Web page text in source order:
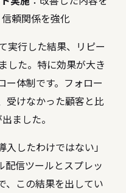
頼関係を強化
実行した結果、リピー
した。特に効果が大き
ー体制です。フォロー
受けなかった顧客と比
ました。
したわけではない」
配信ツールとスプレッ
、この結果を出してい